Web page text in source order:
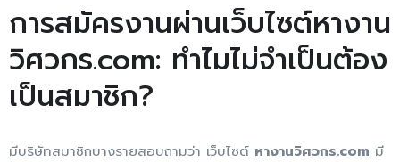
การสมัครงานผ่านเว็บไซต์หางาน
วิศวกร.com: ทำไมไม่จำเป็นต้อง
เป็นสมาชิก?
มีบริษัทสมาชิกบางรายสอบถามว่า เว็บไซต์ หางานวิศวกร.com มี